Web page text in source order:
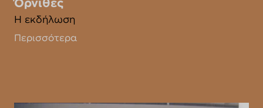
Η εκδήλωση
Περισσότερα